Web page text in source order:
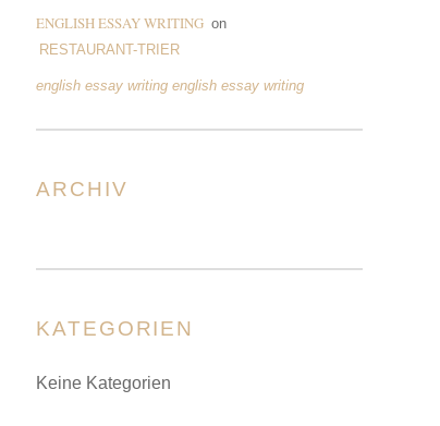
ENGLISH ESSAY WRITING on
RESTAURANT-TRIER
english essay writing english essay writing
ARCHIV
KATEGORIEN
Keine Kategorien